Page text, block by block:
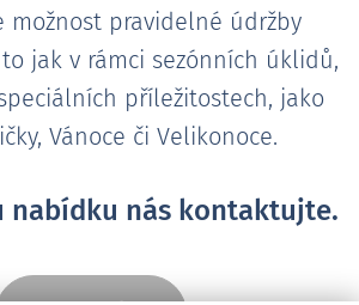
možnost pravidelné údržby
jak v rámci sezónních úklidů,
příležitostech, jako
Vánoce či Velikonoce.
nabídku nás kontaktujte.